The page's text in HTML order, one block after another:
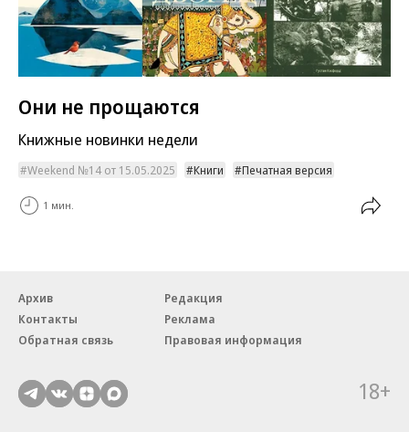
Они не прощаются
Книжные новинки недели
Weekend №14 от 15.05.2025 Книги Печатная версия
1 мин.
Архив
Редакция
Контакты
Реклама
Обратная связь
Правовая информация
18+